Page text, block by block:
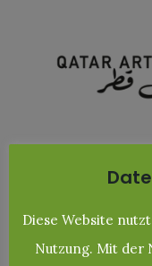
Diese Website
Nutzung. Mit der